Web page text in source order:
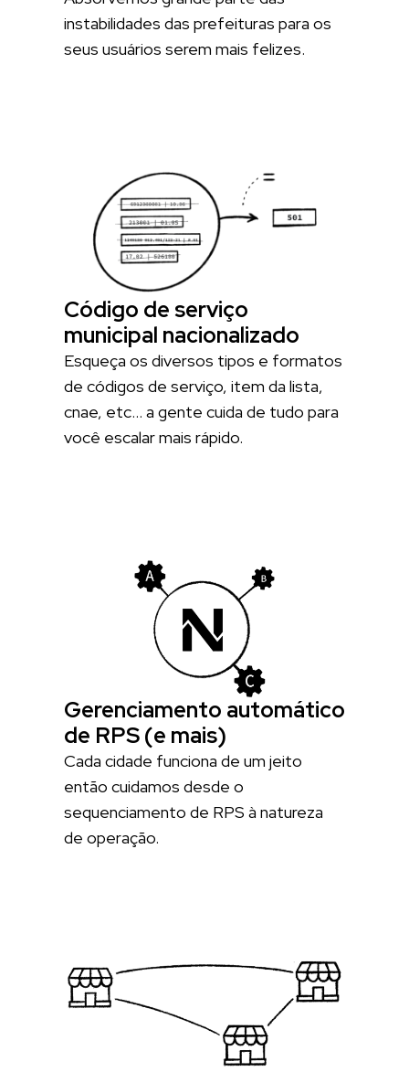
instabilidades das prefeituras para os
seus usuários serem mais felizes.
Código de serviço
municipal nacionalizado
Esqueça os diversos tipos e formatos
de códigos de serviço, item da lista,
cnae, etc… a gente cuida de tudo para
você escalar mais rápido.
Gerenciamento automático
de RPS (e mais)
Cada cidade funciona de um jeito
então cuidamos desde o
sequenciamento de RPS à natureza
de operação.